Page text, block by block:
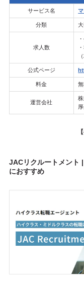
サービス名
分類
求人数
公式ページ
料金
運営会社
JACリクルートメント
におすすめ